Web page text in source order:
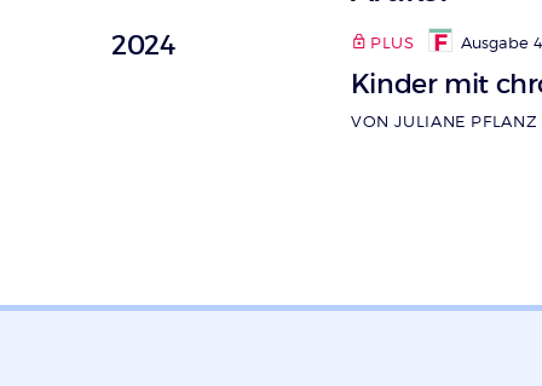
2024 PLUS Ausgabe
Kinder mit
VON JULIANE PFLANZ